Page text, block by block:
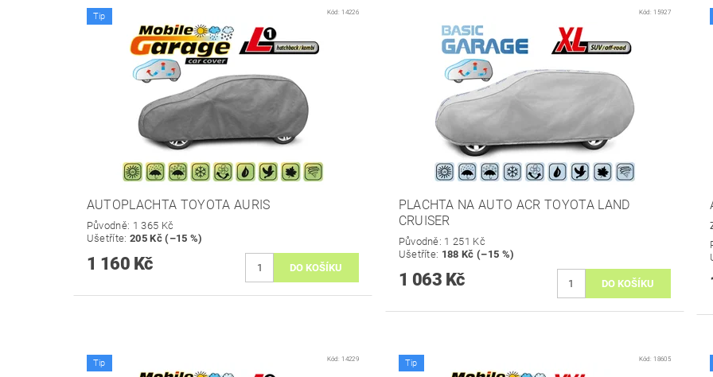
Tip Kód: 14226
AUTOPLACHTA TOYOTA AURIS
Původně: 1 365 Kč
Ušetříte: 205 Kč (–15 %)
1 160 Kč
Kód: 15927
PLACHTA NA AUTO ACR TOYOTA LAND
CRUISER
Původně: 1 251 Kč
Ušetříte: 188 Kč (–15 %)
1 063 Kč
Tip Kód: 14229 Tip Kód: 18605